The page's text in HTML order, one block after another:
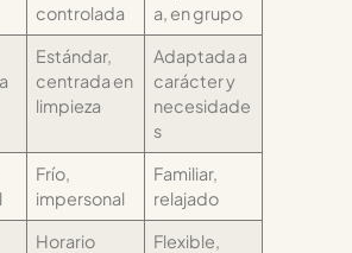
controlada
a, en grupo
Estándar,
centrada en
limpieza
Adaptada a
carácter y
necesidade
s
Frío,
impersonal
Familiar,
relajado
Horario
Flexible,